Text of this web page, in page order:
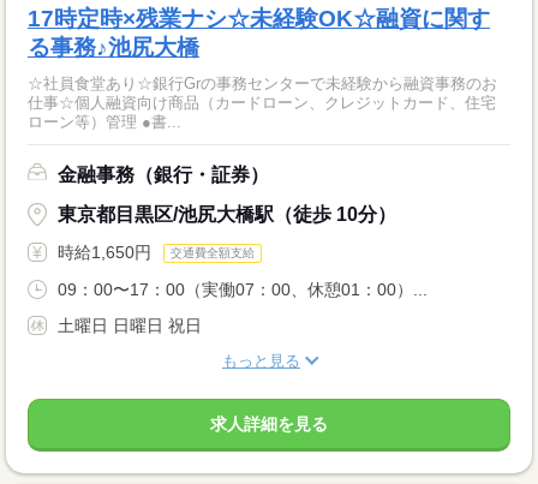
17時定時×残業ナシ☆未経験OK☆融資に関す
る事務♪池尻大橋
☆社員食堂あり☆銀行Grの事務センターで未経験から融資事務のお
仕事☆個人融資向け商品（カードローン、クレジットカード、住宅
ローン等）管理 ●書...
金融事務（銀行・証券）
東京都目黒区/池尻大橋駅（徒歩 10分）
時給1,650円 交通費全額支給
09：00〜17：00（実働07：00、休憩01：00）...
土曜日 日曜日 祝日
もっと見る
求人詳細を見る